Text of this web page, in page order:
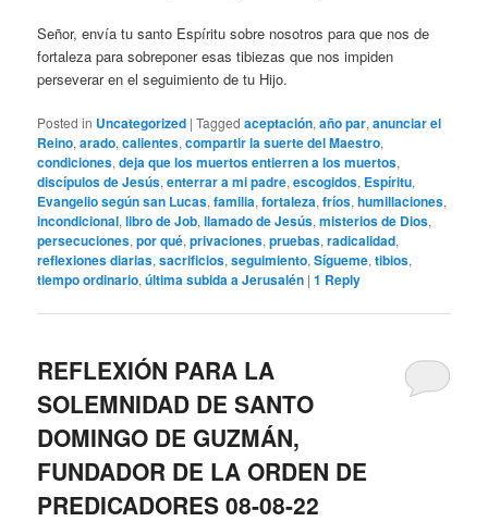
Señor, envía tu santo Espíritu sobre nosotros para que nos de
fortaleza para sobreponer esas tibiezas que nos impiden
perseverar en el seguimiento de tu Hijo.
Posted in Uncategorized |Tagged aceptación,año par,anunciar el
Reino,arado,calientes,compartir la suerte del Maestro,
condiciones,deja que los muertos entierren a los muertos,
discípulos de Jesús,enterrar a mi padre,escogidos, Espíritu,
Evangelio según san Lucas,familia,fortaleza,fríos,humillaciones,
incondicional,libro de Job,llamado de Jesús,misterios de Dios,
persecuciones,por qué,privaciones,pruebas,radicalidad,
reflexiones diarias,sacrificios,seguimiento,Sígueme,tibios,
tiempo ordinario,última subida a Jerusalén |1 Reply
REFLEXIÓN PARA LA
SOLEMNIDAD DE SANTO
DOMINGO DE GUZMÁN,
FUNDADOR DE LA ORDEN DE
PREDICADORES 08-08-22